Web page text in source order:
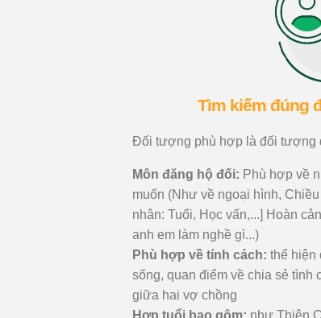
Tìm kiếm đúng
Đối tượng phù hợp là đối tượng
Môn đăng hộ đối: Phù hợp về
muốn (Như về ngoại hình,
nhân: Tuổi, Học vấn,...] Hoàn
anh em làm nghề gì...)
Phù hợp về tính cách: thể hiện
sống, quan điểm về chia sẻ tình
giữa hai vợ chồng
Hợp tuổi bao gôm: như Thiên